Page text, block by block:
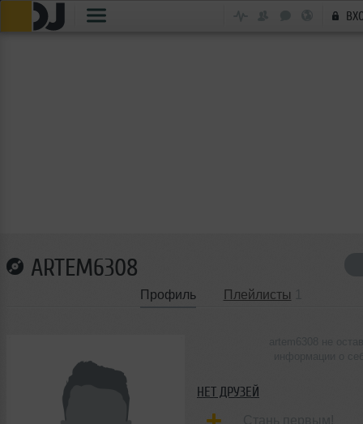
ARTEM6308
Профиль Плейлисты
НЕТ ДРУЗЕЙ